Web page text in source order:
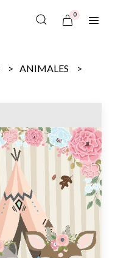
0
ANIMALES